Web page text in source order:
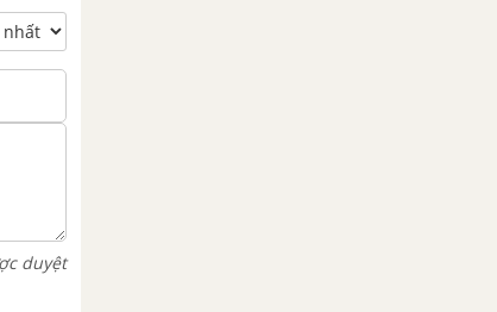
duyệt